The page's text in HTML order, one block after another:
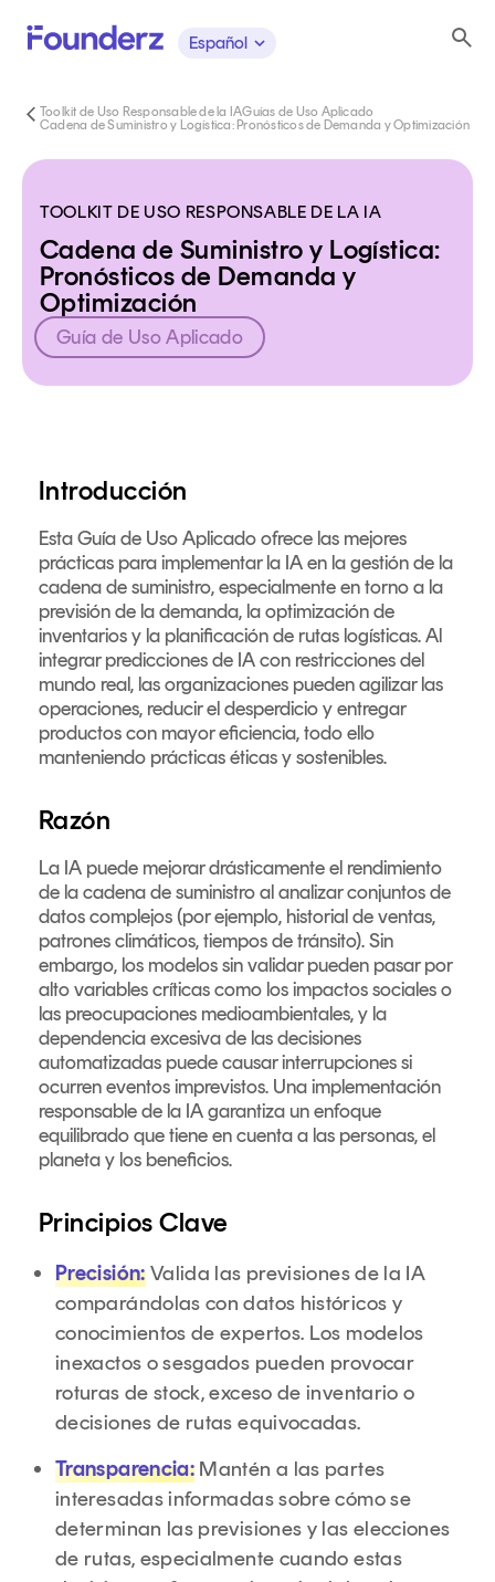
Español
Toolkit de Uso Responsable de la IAGuías de Uso Aplicado
Cadena de Suministro y Logística: Pronósticos de Demanda y Optimización
TOOLKIT DE USO RESPONSABLE DE LA IA
Cadena de Suministro y Logística:
Pronósticos de Demanda y
Optimización
Guía de Uso Aplicado
Introducción
Esta Guía de Uso Aplicado ofrece las mejores
prácticas para implementar la IA en la gestión de la
cadena de suministro, especialmente en torno a la
previsión de la demanda, la optimización de
inventarios y la planificación de rutas logísticas. Al
integrar predicciones de IA con restricciones del
mundo real, las organizaciones pueden agilizar las
operaciones, reducir el desperdicio y entregar
productos con mayor eficiencia, todo ello
manteniendo prácticas éticas y sostenibles.
Razón
La IA puede mejorar drásticamente el rendimiento
de la cadena de suministro al analizar conjuntos de
datos complejos (por ejemplo, historial de ventas,
patrones climáticos, tiempos de tránsito). Sin
embargo, los modelos sin validar pueden pasar por
alto variables críticas como los impactos sociales o
las preocupaciones medioambientales, y la
dependencia excesiva de las decisiones
automatizadas puede causar interrupciones si
ocurren eventos imprevistos. Una implementación
responsable de la IA garantiza un enfoque
equilibrado que tiene en cuenta a las personas, el
planeta y los beneficios.
Principios Clave
Precisión:Valida las previsiones de la IA
comparándolas con datos históricos y
conocimientos de expertos. Los modelos
inexactos o sesgados pueden provocar
roturas de stock, exceso de inventario o
decisiones de rutas equivocadas.
Transparencia: Mantén a las partes
interesadas informadas sobre cómo se
determinan las previsiones y las elecciones
de rutas, especialmente cuando estas